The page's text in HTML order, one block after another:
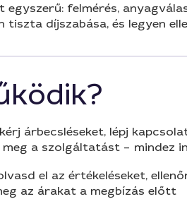
felmérés,
tiszta díjszabása, és legyen
árbecsléseket, lépj
a szolgáltatást – mindez
el az értékeléseket,
az árakat a megbízás előtt